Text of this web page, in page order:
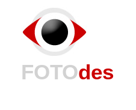
FOTOdes